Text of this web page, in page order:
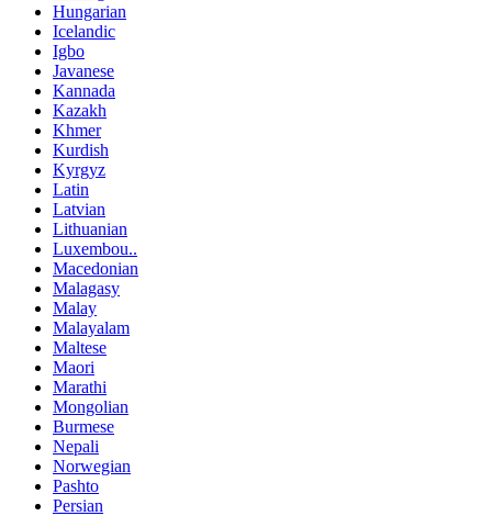
Hungarian
Icelandic
Igbo
Javanese
Kannada
Kazakh
Khmer
Kurdish
Kyrgyz
Latin
Latvian
Lithuanian
Luxembou..
Macedonian
Malagasy
Malay
Malayalam
Maltese
Maori
Marathi
Mongolian
Burmese
Nepali
Norwegian
Pashto
Persian